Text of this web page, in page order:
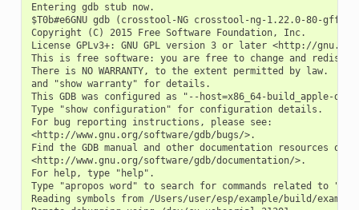
Entering gdb stub now.
$T0b#e6GNU gdb (crosstool-NG crosstool-ng-1.22.0-80-
Copyright (C) 2015 Free Software Foundation, Inc.
License GPLv3+: GNU GPL version 3 or later <http://
This is free software: you are free to change and
There is NO WARRANTY, to the extent permitted by law.
and "show warranty" for details.
This GDB was configured as "--host=x86_64-build_apple-
Type "show configuration" for configuration details.
For bug reporting instructions, please see:
<http://www.gnu.org/software/gdb/bugs/>.
Find the GDB manual and other documentation resources
<http://www.gnu.org/software/gdb/documentation/>.
For help, type "help".
Type "apropos word" to search for commands related to
Reading symbols from /Users/user/esp/example/build/